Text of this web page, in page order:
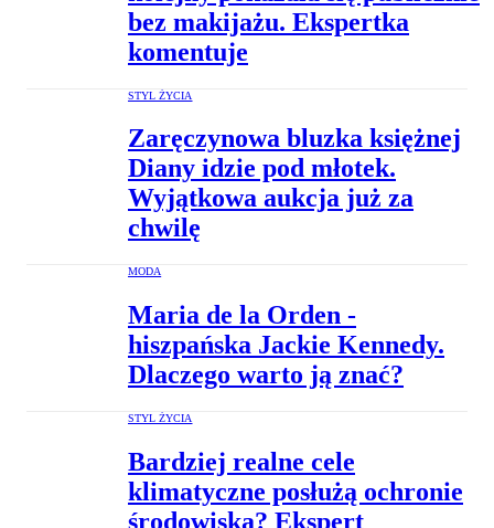
bez makijażu. Ekspertka
komentuje
STYL ŻYCIA
Zaręczynowa bluzka księżnej
Diany idzie pod młotek.
Wyjątkowa aukcja już za
chwilę
MODA
Maria de la Orden -
hiszpańska Jackie Kennedy.
Dlaczego warto ją znać?
STYL ŻYCIA
Bardziej realne cele
klimatyczne posłużą ochronie
środowiska? Ekspert